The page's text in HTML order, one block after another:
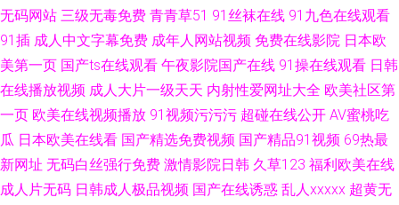
无码网站 三级无毒免费 青青草51 91丝袜在线 91九色在线观看
91插 成人中文字幕免费 成年人网站视频 免费在线影院 日本欧
美第一页 国产ts在线观看 午夜影院国产在线 91操在线观看 日韩
在线播放视频 成人大片一级天天 内射性爱网址大全 欧美社区第
一页 欧美在线视频播放 91视频污污污 超碰在线公开 AV蜜桃吃
瓜 日本欧美在线看 国产精选免费视频 国产精品91视频 69热最
新网址 无码白丝强行免费 激情影院日韩 久草123 福利欧美在线
成人片无码 日韩成人极品视频 国产在线诱惑 乱人xxxxx 超黄无